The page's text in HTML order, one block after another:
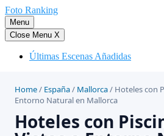
Saltar
al
contenido
Foto Ranking
Menu
Close Menu X
Últimas Escenas Añadidas
Home/ España/ Mallorca/ Hoteles con
Entorno Natural en Mallorca
Hoteles con